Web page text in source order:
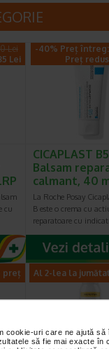
uri care ne ajută
să fie mai exacte în
Lei
Lei
cu
-40% Preț întreg:
Preț
CICAPLAST
Balsam
calmant, 40
La Roche Posay
B este o crema cu
reparatoare cu
preț Al 2-lea la